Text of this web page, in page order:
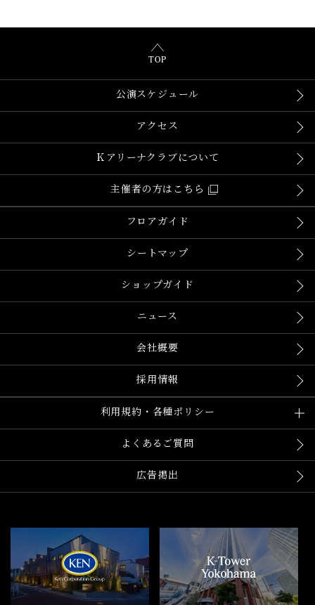
TOP
公演スケジュール
アクセス
Ｋアリーナクラブについて
主催者の方はこちら
フロアガイド
シートマップ
ショップガイド
ニュース
会社概要
採用情報
利用規約・各種ポリシー
よくあるご質問
広告掲出